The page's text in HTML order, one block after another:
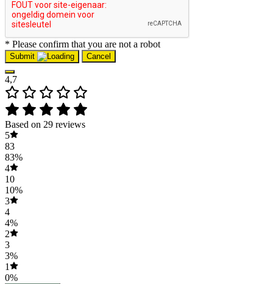
* Please confirm that you are not a robot
Submit Cancel
4,7
Based on 29 reviews
5
83
83%
4
10
10%
3
4
4%
2
3
3%
1
0%